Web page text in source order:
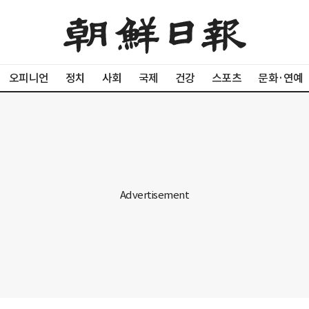
오피니언 정치 사회 국제 건강 스포츠 문화·연예